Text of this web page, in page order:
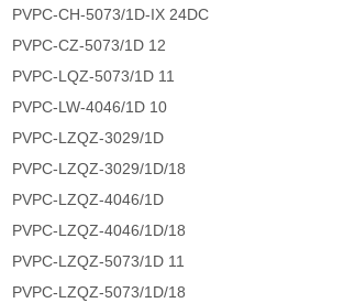
PVPC-CH-5073/1D-IX 24DC
PVPC-CZ-5073/1D 12
PVPC-LQZ-5073/1D 11
PVPC-LW-4046/1D 10
PVPC-LZQZ-3029/1D
PVPC-LZQZ-3029/1D/18
PVPC-LZQZ-4046/1D
PVPC-LZQZ-4046/1D/18
PVPC-LZQZ-5073/1D 11
PVPC-LZQZ-5073/1D/18